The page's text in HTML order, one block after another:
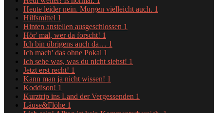
Heute leider nein. Morgen vielleicht auch. 1
Hilfsmittel 1
Hinten anstellen ausgeschlossen 1
Hör' mal, wer da forscht! 1
Ich bin übrigens auch da… 1
Ich mach' das ohne Pokal 1
Ich sehe was, was du nicht siehst! 1
Jetzt erst recht! 1
Kann man ja nicht wissen! 1
Koddison! 1
Kurztrip ins Land der Vergessenden 1
Läuse&Flöhe 1